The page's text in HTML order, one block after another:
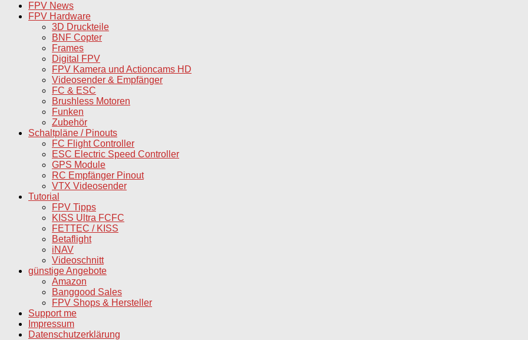
FPV News
FPV Hardware
3D Druckteile
BNF Copter
Frames
Digital FPV
FPV Kamera und Actioncams HD
Videosender & Empfänger
FC & ESC
Brushless Motoren
Funken
Zubehör
Schaltpläne / Pinouts
FC Flight Controller
ESC Electric Speed Controller
GPS Module
RC Empfänger Pinout
VTX Videosender
Tutorial
FPV Tipps
KISS Ultra FCFC
FETTEC / KISS
Betaflight
iNAV
Videoschnitt
günstige Angebote
Amazon
Banggood Sales
FPV Shops & Hersteller
Support me
Impressum
Datenschutzerklärung